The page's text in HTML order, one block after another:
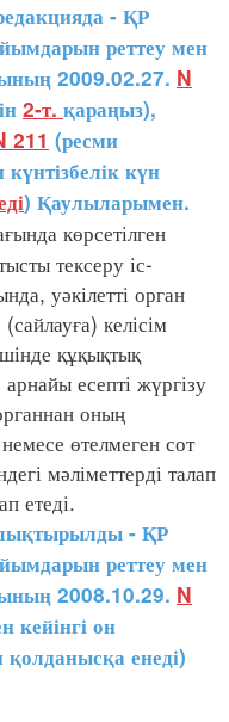
- ҚР
реттеу мен
2009.02.27. N
2-т. қараңыз),
211 (ресми
күн
) Қаулыларымен.
көрсетілген
тексеру іс-
уәкілетті орган
келісім
құқықтық
есепті жүргізу
оның
өтелмеген сот
мәліметтерді талап
етеді.
- ҚР
реттеу мен
2008.10.29. N
кейінгі он
қолданысқа енеді)